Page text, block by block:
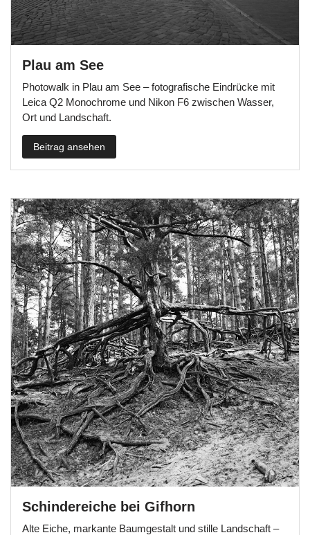
Plau am See
Photowalk in Plau am See – fotografische Eindrücke mit
Leica Q2 Monochrome und Nikon F6 zwischen Wasser,
Ort und Landschaft.
Beitrag ansehen
Schindereiche bei Gifhorn
Alte Eiche, markante Baumgestalt und stille Landschaft –